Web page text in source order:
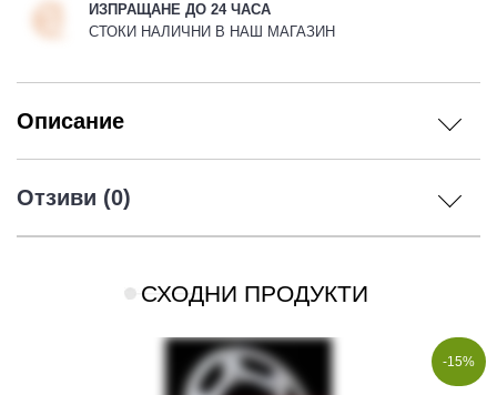
ИЗПРАЩАНЕ ДО 24 ЧАСА
СТОКИ НАЛИЧНИ В НАШ МАГАЗИН
Описание
Отзиви (0)
СХОДНИ ПРОДУКТИ
-15%